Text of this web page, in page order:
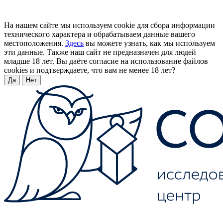
На нашем сайте мы используем cookie для сбора информации
технического характера и обрабатываем данные вашего
местоположения. Здесь вы можете узнать, как мы используем
эти данные. Также наш сайт не предназначен для людей
младше 18 лет. Вы даёте согласие на использование файлов
cookies и подтверждаете, что вам не менее 18 лет?
Да Нет